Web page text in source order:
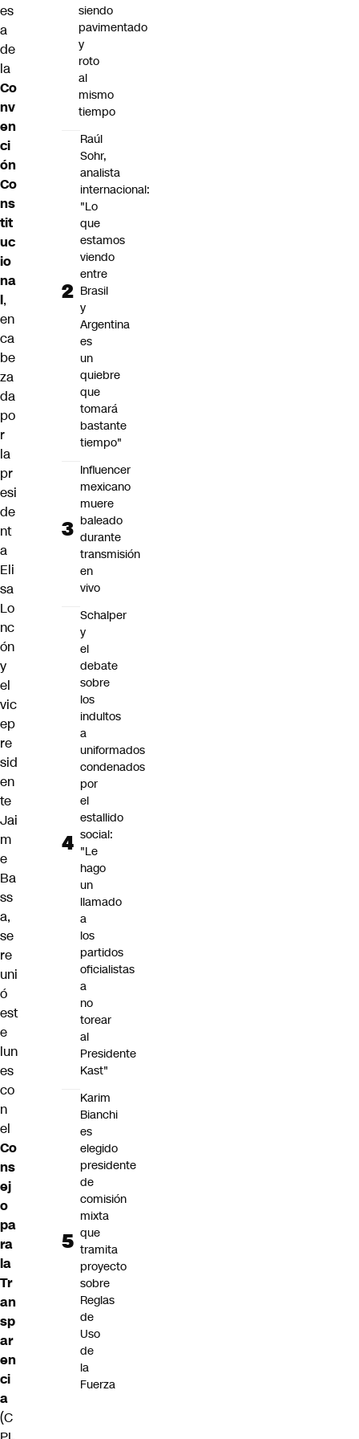
es
a
de
la
Co
nv
en
ci
ón
Co
ns
tit
uc
io
na
l,
en
ca
be
za
da
po
r
la
pr
esi
de
nt
a
Eli
sa
Lo
nc
ón
y
el
vic
ep
re
sid
en
te
Jai
m
e
Ba
ss
a,
se
re
uni
ó
est
e
lun
es
co
n
el
Co
ns
ej
o
pa
ra
la
Tr
an
sp
ar
en
ci
a
(C
siendo
pavimentado
y
roto
al
mismo
tiempo
Raúl
Sohr,
analista
internacional:
"Lo
que
estamos
viendo
entre
Brasil
y
Argentina
es
un
quiebre
que
tomará
bastante
tiempo"
Influencer
mexicano
muere
baleado
durante
transmisión
en
vivo
Schalper
y
el
debate
sobre
los
indultos
a
uniformados
condenados
por
el
estallido
social:
"Le
hago
un
llamado
a
los
partidos
oficialistas
a
no
torear
al
Presidente
Kast"
Karim
Bianchi
es
elegido
presidente
de
comisión
mixta
que
tramita
proyecto
sobre
Reglas
de
Uso
de
la
Fuerza